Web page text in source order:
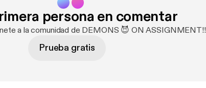
persona en comentar
a la comunidad de DEMONS 😈 ON ASSIGNMENT!!
Prueba gratis